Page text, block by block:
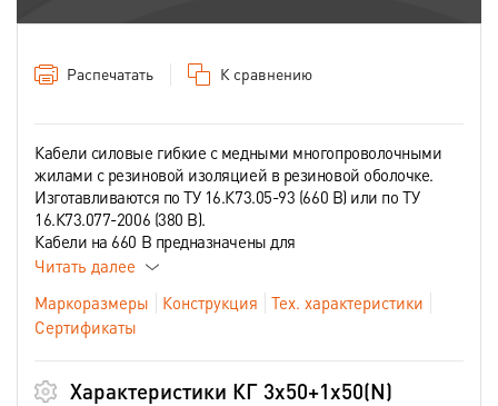
Распечатать К сравнению
Кабели силовые гибкие с медными многопроволочными
жилами с резиновой изоляцией в резиновой оболочке.
Изготавливаются по ТУ 16.К73.05-93 (660 В) или по ТУ
16.К73.077-2006 (380 В).
Кабели на 660 В предназначены для
Читать далее
Маркоразмеры
Конструкция
Тех. характеристики
Сертификаты
Характеристики КГ 3х50+1х50(N)